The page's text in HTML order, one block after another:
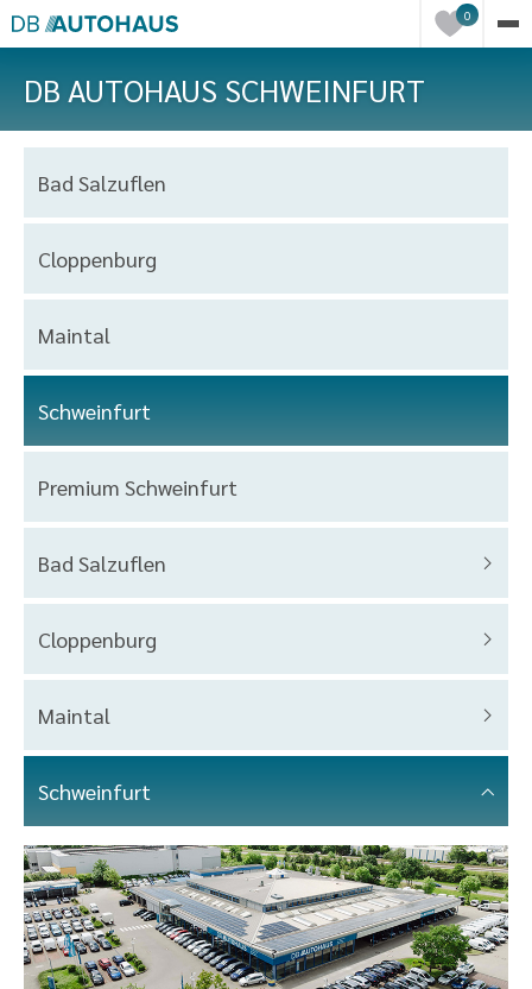
0Einträge
DB AUTOHAUS SCHWEINFURT
Auswahl
Bad Salzuflen
Cloppenburg
Maintal
Schweinfurt
Premium Schweinfurt
Bad Salzuflen
Cloppenburg
Maintal
Schweinfurt